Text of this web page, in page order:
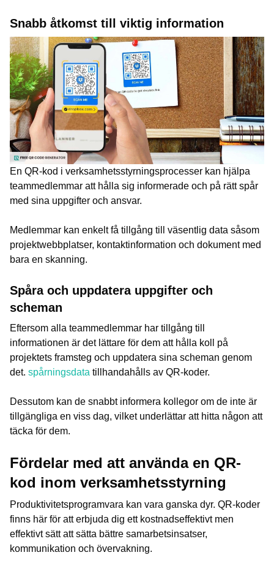
Snabb åtkomst till viktig information
En QR-kod i verksamhetsstyrningsprocesser kan hjälpa
teammedlemmar att hålla sig informerade och på rätt spår
med sina uppgifter och ansvar.
Medlemmar kan enkelt få tillgång till väsentlig data såsom
projektwebbplatser, kontaktinformation och dokument med
bara en skanning.
Spåra och uppdatera uppgifter och
scheman
Eftersom alla teammedlemmar har tillgång till
informationen är det lättare för dem att hålla koll på
projektets framsteg och uppdatera sina scheman genom
det. spårningsdata tillhandahålls av QR-koder.
Dessutom kan de snabbt informera kollegor om de inte är
tillgängliga en viss dag, vilket underlättar att hitta någon att
täcka för dem.
Fördelar med att använda en QR-
kod inom verksamhetsstyrning
Produktivitetsprogramvara kan vara ganska dyr. QR-koder
finns här för att erbjuda dig ett kostnadseffektivt men
effektivt sätt att sätta bättre samarbetsinsatser,
kommunikation och övervakning.